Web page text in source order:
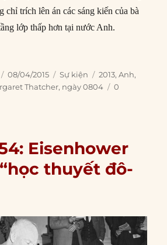
chỉ trích lên án các sáng kiến của bà
lớp thấp hơn tại nước Anh.
04/2013: Cựu thủ tướng Anh Margaret
Posted
on
08/04/2015 Categories
Sự kiện Tags
2013,Anh,
Thatcher, ngày 0804
0
Eisenhower
thuyết đô-